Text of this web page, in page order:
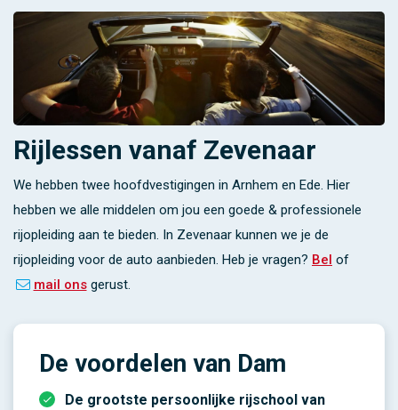
Rijlessen vanaf Zevenaar
We hebben twee hoofdvestigingen in Arnhem en Ede. Hier
hebben we alle middelen om jou een goede & professionele
rijopleiding aan te bieden. In Zevenaar kunnen we je de
rijopleiding voor de auto aanbieden. Heb je vragen? Bel of
mail onsgerust.
De voordelen van Dam
De grootste persoonlijke rijschool van